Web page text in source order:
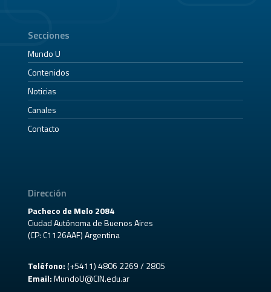
Secciones
Mundo U
Contenidos
Noticias
Canales
Contacto
Dirección
Pacheco de Melo 2084
Ciudad Autónoma de Buenos Aires
(CP: C1126AAF) Argentina
Teléfono:(+5411) 4806 2269 / 2805
Email: MundoU@CIN.edu.ar